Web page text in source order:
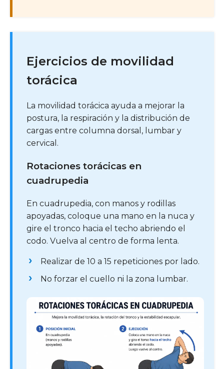
Ejercicios de movilidad
torácica
La movilidad torácica ayuda a mejorar la
postura, la respiración y la distribución de
cargas entre columna dorsal, lumbar y
cervical.
Rotaciones torácicas en
cuadrupedia
En cuadrupedia, con manos y rodillas
apoyadas, coloque una mano en la nuca y
gire el tronco hacia el techo abriendo el
codo. Vuelva al centro de forma lenta.
Realizar de 10 a 15 repeticiones por lado.
No forzar el cuello ni la zona lumbar.